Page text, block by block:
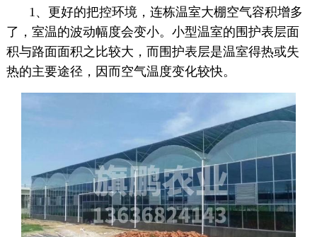
1、更好的把控环境，连栋温室大棚空气容积增多
了，室温的波动幅度会变小。小型温室的围护表层面
积与路面面积之比较大，而围护表层是温室得热或失
热的主要途径，因而空气温度变化较快。